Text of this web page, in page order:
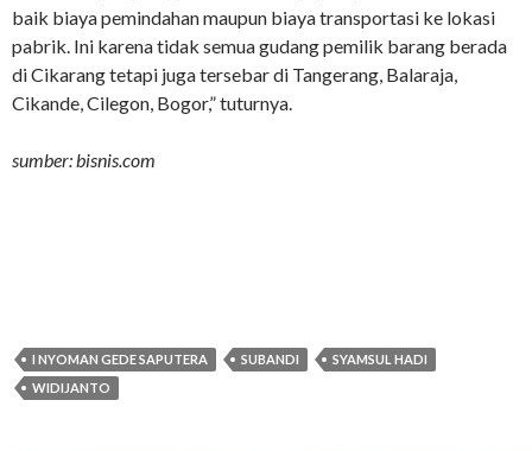
baik biaya pemindahan maupun biaya transportasi ke lokasi
pabrik. Ini karena tidak semua gudang pemilik barang berada
di Cikarang tetapi juga tersebar di Tangerang, Balaraja,
Cikande, Cilegon, Bogor,” tuturnya.
sumber: bisnis.com
I NYOMAN GEDE SAPUTERA SUBANDI
SYAMSUL HADI
WIDIJANTO